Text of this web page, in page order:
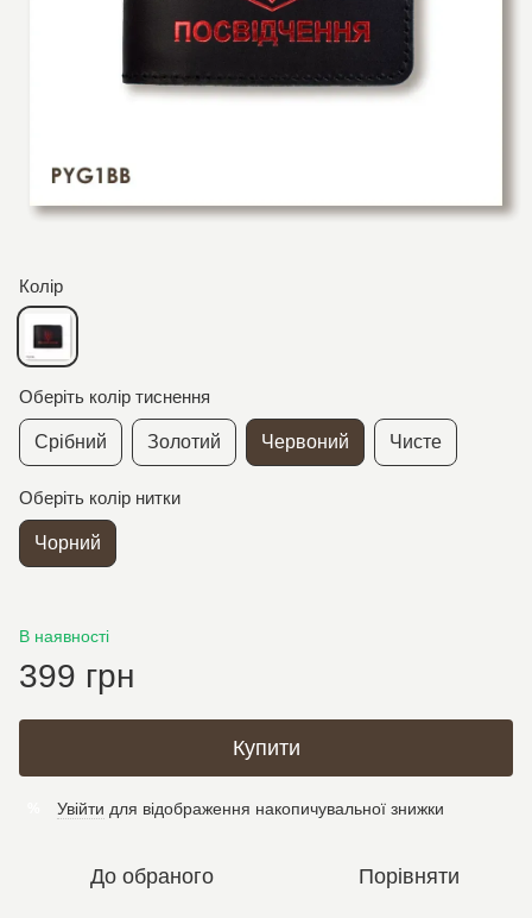
Колір
Оберіть колір тиснення
Срібний Золотий Червоний Чисте
Оберіть колір нитки
Чорний
В наявності
399 грн
Купити
Увійти для відображення накопичувальної знижки
До обраного Порівняти